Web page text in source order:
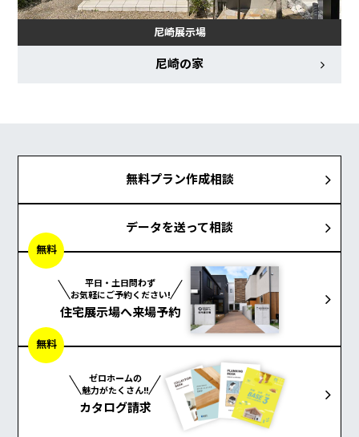
尼崎展示場
尼崎の家
無料プラン作成相談
データを送って相談
平日・土日問わず
お気軽にご予約ください!
住宅展示場へ来場予約
無料
ゼロホームの
魅力がたくさん!!
カタログ請求
無料